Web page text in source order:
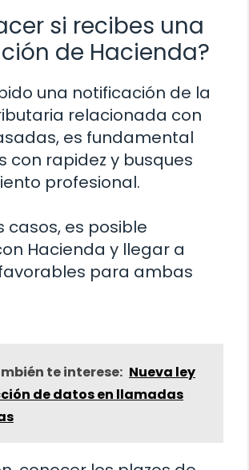
si recibes una
de Hacienda?
una notificación de la
relacionada con
es fundamental
con rapidez y busques
profesional.
casos, es posible
Hacienda y llegar a
para ambas
te interese: Nueva ley
de datos en llamadas